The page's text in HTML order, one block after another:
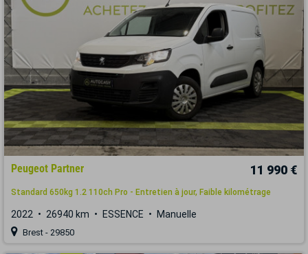
Peugeot Partner 11 990 €
Standard 650kg 1.2 110ch Pro - Entretien à jour, Faible kilométrage
2022 26940 km ESSENCE Manuelle
Brest - 29850